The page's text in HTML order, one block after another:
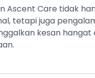
Ascent Care tidak
tetapi juga
kesan hangat